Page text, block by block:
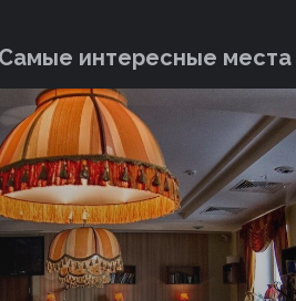
интересные места